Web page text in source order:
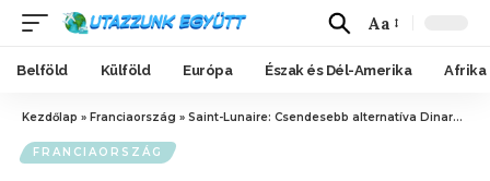
Aa
Belföld Külföld Európa Észak és Dél-Amerika Afrika
Kezdőlap » Franciaország » Saint-Lunaire: Csendesebb alternatíva Dinard mellett, vadregényes kilátással
FRANCIAORSZÁG